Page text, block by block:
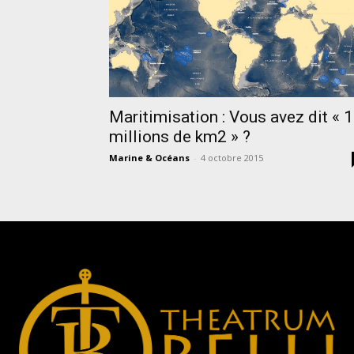
Maritimisation : Vous avez dit «
millions de km2 » ?
Marine & Océans - 4 octobre 2015